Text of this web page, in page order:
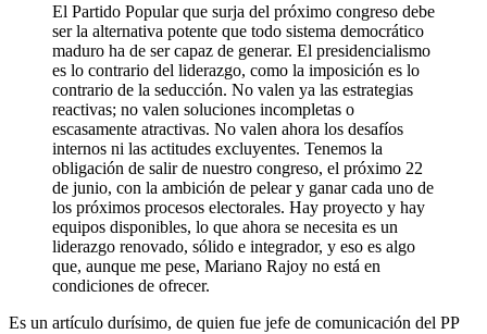
El Partido Popular que surja del próximo congreso debe
ser la alternativa potente que todo sistema democrático
maduro ha de ser capaz de generar. El presidencialismo
es lo contrario del liderazgo, como la imposición es lo
contrario de la seducción. No valen ya las estrategias
reactivas; no valen soluciones incompletas o
escasamente atractivas. No valen ahora los desafíos
internos ni las actitudes excluyentes. Tenemos la
obligación de salir de nuestro congreso, el próximo 22
de junio, con la ambición de pelear y ganar cada uno de
los próximos procesos electorales. Hay proyecto y hay
equipos disponibles, lo que ahora se necesita es un
liderazgo renovado, sólido e integrador, y eso es algo
que, aunque me pese, Mariano Rajoy no está en
condiciones de ofrecer.
Es un artículo durísimo, de quien fue jefe de comunicación del PP